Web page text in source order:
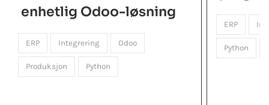
enhetlig Odoo-løsning
ERP Integrering Odoo
Produksjon Python
ERP
Python